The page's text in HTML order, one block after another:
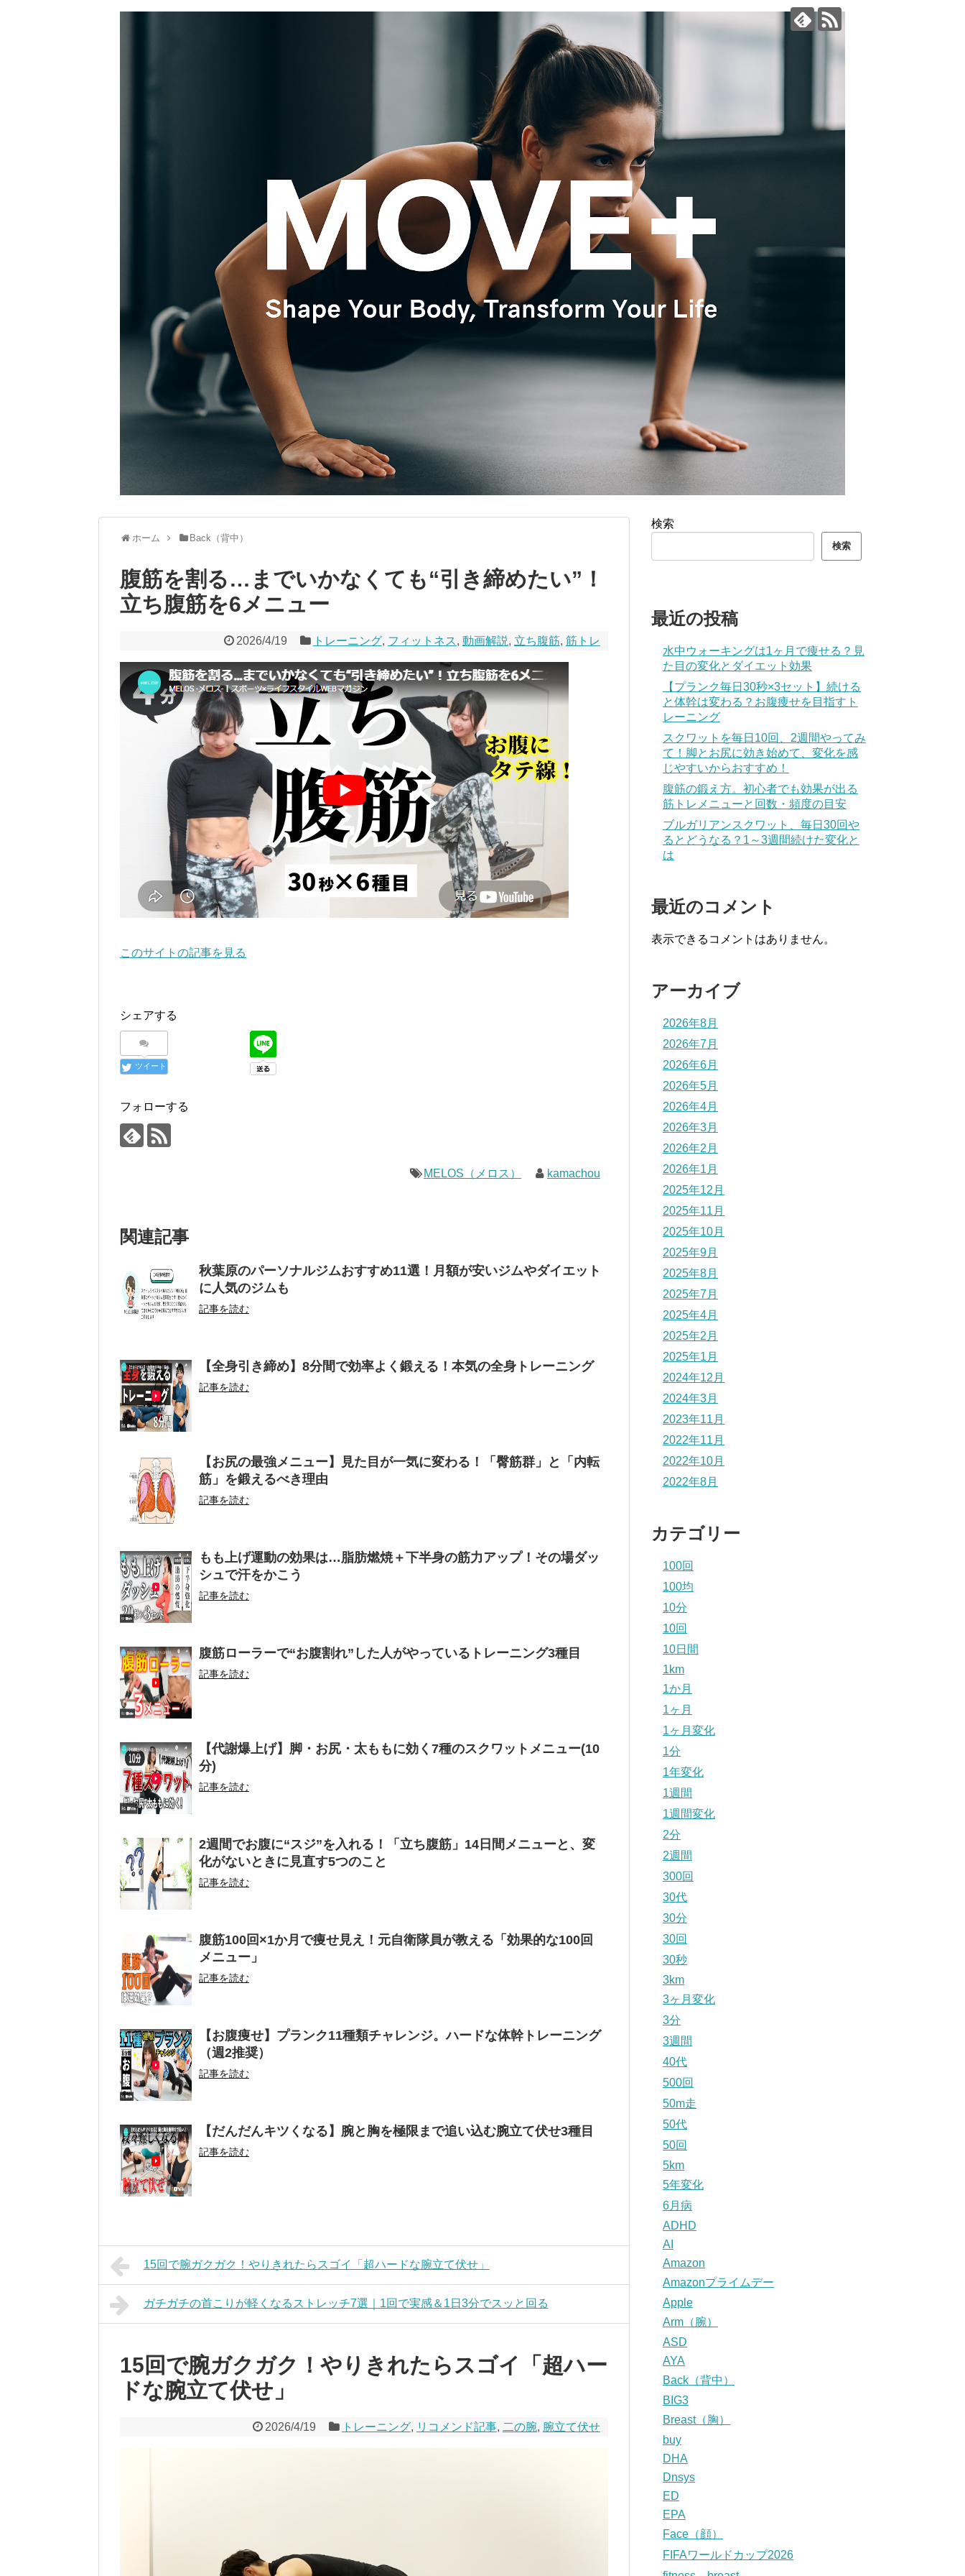
ホーム Back（背中）
腹筋を割る…までいかなくても“引き締めたい”！
立ち腹筋を6メニュー
2026/4/19 トレーニング, フィットネス, 動画解説, 立ち腹筋, 筋トレ
このサイトの記事を見る
シェアする
ツイート
フォローする
MELOS（メロス） kamachou
関連記事
秋葉原のパーソナルジムおすすめ11選！月額が安いジムやダイエット
に人気のジムも
記事を読む
【全身引き締め】8分間で効率よく鍛える！本気の全身トレーニング
記事を読む
【お尻の最強メニュー】見た目が一気に変わる！「臀筋群」と「内転
筋」を鍛えるべき理由
記事を読む
もも上げ運動の効果は…脂肪燃焼＋下半身の筋力アップ！その場ダッ
シュで汗をかこう
記事を読む
腹筋ローラーで“お腹割れ”した人がやっているトレーニング3種目
記事を読む
【代謝爆上げ】脚・お尻・太ももに効く7種のスクワットメニュー(10
分)
記事を読む
2週間でお腹に“スジ”を入れる！「立ち腹筋」14日間メニューと、変
化がないときに見直す5つのこと
記事を読む
腹筋100回×1か月で痩せ見え！元自衛隊員が教える「効果的な100回
メニュー」
記事を読む
【お腹痩せ】プランク11種類チャレンジ。ハードな体幹トレーニング
（週2推奨）
記事を読む
【だんだんキツくなる】腕と胸を極限まで追い込む腕立て伏せ3種目
記事を読む
15回で腕ガクガク！やりきれたらスゴイ「超ハードな腕立て伏せ」
ガチガチの首こりが軽くなるストレッチ7選｜1回で実感＆1日3分でスッと回る
15回で腕ガクガク！やりきれたらスゴイ「超ハー
ドな腕立て伏せ」
2026/4/19 トレーニング, リコメンド記事, 二の腕, 腕立て伏せ
検索
検索
最近の投稿
水中ウォーキングは1ヶ月で痩せる？見
た目の変化とダイエット効果
【プランク毎日30秒×3セット】続ける
と体幹は変わる？お腹痩せを目指すト
レーニング
スクワットを毎日10回、2週間やってみ
て！脚とお尻に効き始めて、変化を感
じやすいからおすすめ！
腹筋の鍛え方。初心者でも効果が出る
筋トレメニューと回数・頻度の目安
ブルガリアンスクワット、毎日30回や
るとどうなる？1～3週間続けた変化と
は
最近のコメント
表示できるコメントはありません。
アーカイブ
2026年8月
2026年7月
2026年6月
2026年5月
2026年4月
2026年3月
2026年2月
2026年1月
2025年12月
2025年11月
2025年10月
2025年9月
2025年8月
2025年7月
2025年4月
2025年2月
2025年1月
2024年12月
2024年3月
2023年11月
2022年11月
2022年10月
2022年8月
カテゴリー
100回
100均
10分
10回
10日間
1km
1か月
1ヶ月
1ヶ月変化
1分
1年変化
1週間
1週間変化
2分
2週間
300回
30代
30分
30回
30秒
3km
3ヶ月変化
3分
3週間
40代
500回
50m走
50代
50回
5km
5年変化
6月病
ADHD
AI
Amazon
Amazonプライムデー
Apple
Arm（腕）
ASD
AYA
Back（背中）
BIG3
Breast（胸）
buy
DHA
Dnsys
ED
EPA
Face（顔）
FIFAワールドカップ2026